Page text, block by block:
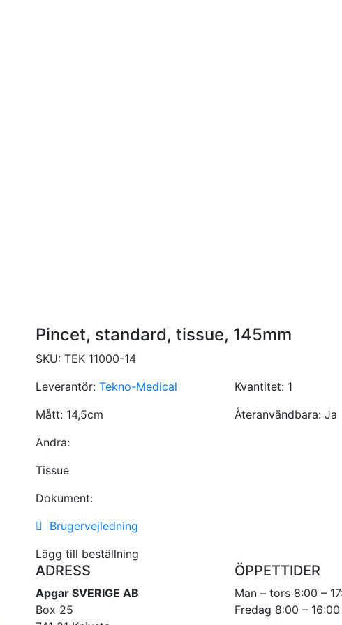
Pincet, standard, tissue, 145mm
SKU: TEK 11000-14
Leverantör: Tekno-Medical Kvantitet: 1
Mått: 14,5cm Återanvändbara: Ja
Andra:
Tissue
Dokument:
Brugervejledning
Lägg till beställning
ADRESS
Apgar SVERIGE AB
Box 25
ÖPPETTIDER
Man – tors 8:00 –
Fredag 8:00 – 16:00